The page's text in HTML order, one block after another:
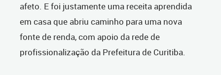
afeto. E foi justamente uma receita aprendida
em casa que abriu caminho para uma nova
fonte de renda, com apoio da rede de
profissionalização da Prefeitura de Curitiba.